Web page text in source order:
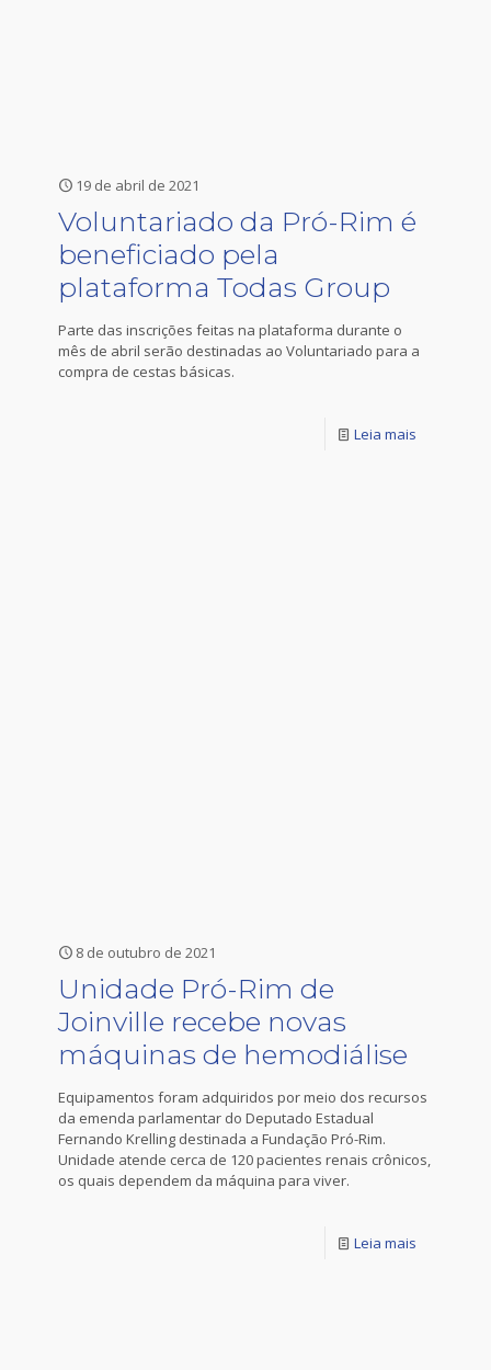
19 de abril de 2021
Voluntariado da Pró-Rim é
beneficiado pela
plataforma Todas Group
Parte das inscrições feitas na plataforma durante o
mês de abril serão destinadas ao Voluntariado para a
compra de cestas básicas.
Leia mais
8 de outubro de 2021
Unidade Pró-Rim de
Joinville recebe novas
máquinas de hemodiálise
Equipamentos foram adquiridos por meio dos recursos
da emenda parlamentar do Deputado Estadual
Fernando Krelling destinada a Fundação Pró-Rim.
Unidade atende cerca de 120 pacientes renais crônicos,
os quais dependem da máquina para viver.
Leia mais